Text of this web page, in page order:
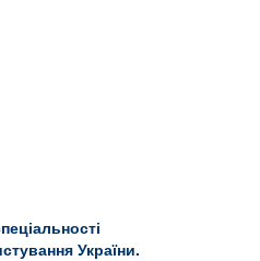
України.